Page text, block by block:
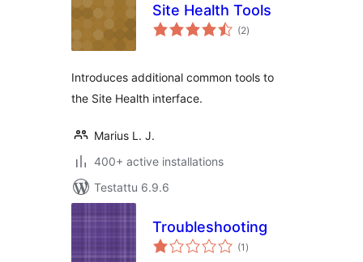
Site Health Tools
(2arvosanat
yhteensä
)
Introduces additional common tools to
the Site Health interface.
Marius L. J.
400+ active installations
Testattu 6.9.6
Troubleshooting
(1 arvosanat
yhteensä
)